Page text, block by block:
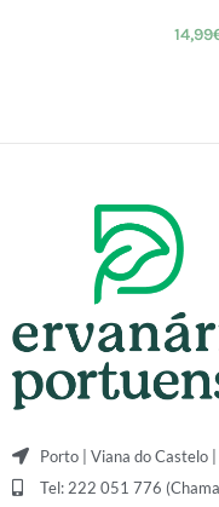
14,99
Porto | Viana do Castelo |
Tel: 222 051 776